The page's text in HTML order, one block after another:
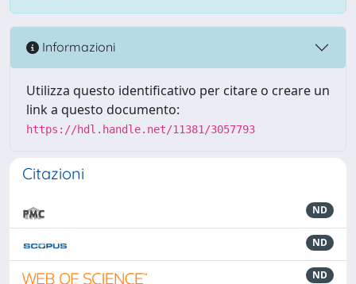
Informazioni
Utilizza questo identificativo per citare o creare un
link a questo documento:
https://hdl.handle.net/11381/3057793
Citazioni
ND
ND
ND